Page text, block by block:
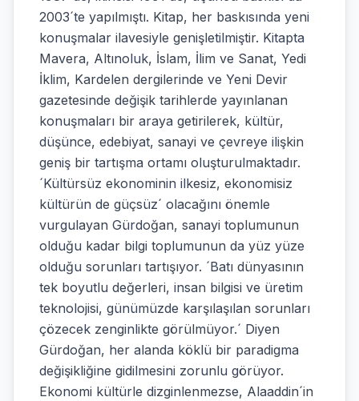
2003´te yapılmıştı. Kitap, her baskısında yeni
konuşmalar ilavesiyle genişletilmiştir. Kitapta
Mavera, Altınoluk, İslam, İlim ve Sanat, Yedi
İklim, Kardelen dergilerinde ve Yeni Devir
gazetesinde değişik tarihlerde yayınlanan
konuşmaları bir araya getirilerek, kültür,
düşünce, edebiyat, sanayi ve çevreye ilişkin
geniş bir tartışma ortamı oluşturulmaktadır.
´Kültürsüz ekonominin ilkesiz, ekonomisiz
kültürün de güçsüz´ olacağını önemle
vurgulayan Gürdoğan, sanayi toplumunun
olduğu kadar bilgi toplumunun da yüz yüze
olduğu sorunları tartışıyor. ´Batı dünyasının
tek boyutlu değerleri, insan bilgisi ve üretim
teknolojisi, günümüzde karşılaşılan sorunları
çözecek zenginlikte görülmüyor.´ Diyen
Gürdoğan, her alanda köklü bir paradigma
değişikliğine gidilmesini zorunlu görüyor.
Ekonomi kültürle dizginlenmezse, Alaaddin´in